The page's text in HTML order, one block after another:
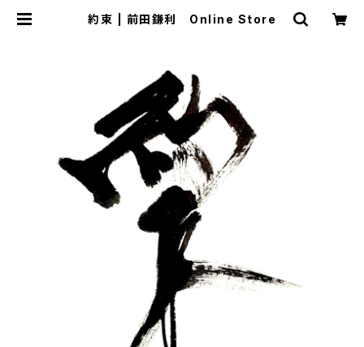
約束 | 前田鎌利 Online Store